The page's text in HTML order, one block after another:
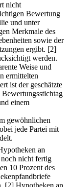
nicht
Bewertung
und unter
Merkmale des
sowie der
ergibt. [2]
werden.
Weise und
ermittelten
ist der geschätzte
einem
gewöhnlichen
jede Partei mit
an
nicht fertig
10 Prozent des
[2] Hypotheken an